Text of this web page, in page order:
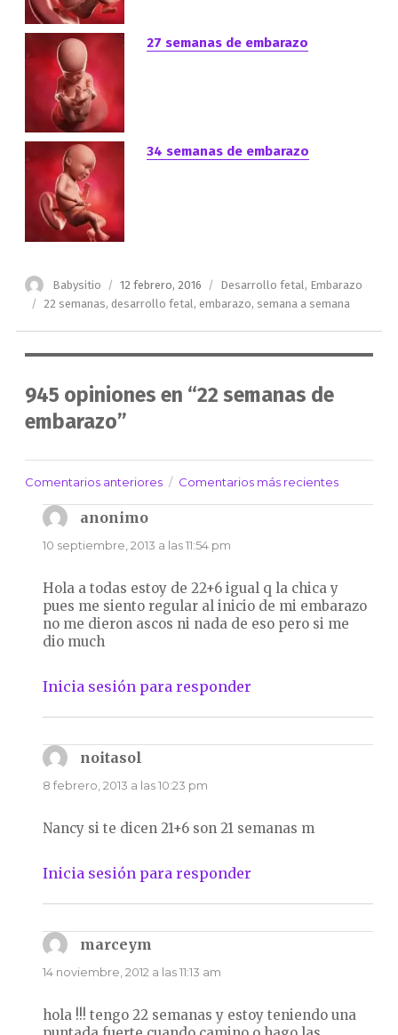
27 semanas de embarazo
34 semanas de embarazo
Autor
Babysitio
Publicado
el
12 febrero, 2016 Categorías
Desarrollo fetal , Embarazo
Etiquetas
22 semanas, desarrollo fetal , embarazo, semana a semana
945 opiniones en “22 semanas de
embarazo”
Navegación
de
comentarios
Comentarios anteriores Comentarios más recientes
anonimodice:
10 septiembre, 2013 a las 11:54 pm
Hola a todas estoy de 22+6 igual q la chica y
pues me siento regular al inicio de mi embarazo
no me dieron ascos ni nada de eso pero si me
dio much
Inicia sesión para responder
noitasol
8 febrero, 2013 a las 10:23 pm
Nancy si te dicen 21+6 son 21 semanas m
Inicia sesión para responder
marceym
14 noviembre, 2012 a las 11:13 am
hola !!! tengo 22 semanas y estoy teniendo una